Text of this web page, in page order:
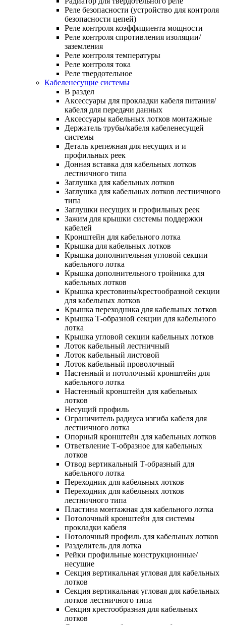
Реле безопасности (устройство для контроля
безопасности цепей)
Реле контроля коэффициента мощности
Реле контроля спротивления изоляции/
заземления
Реле контроля температуры
Реле контроля тока
Реле твердотельное
Кабеленесущие системы
В раздел
Аксессуары для прокладки кабеля питания/
кабеля для передачи данных
Аксессуары кабельных лотков монтажные
Держатель трубы/кабеля кабеленесущей
системы
Деталь крепежная для несущих и и
профильных реек
Донная вставка для кабельных лотков
лестничного типа
Заглушка для кабельных лотков
Заглушка для кабельных лотков лестничного
типа
Заглушки несущих и профильных реек
Зажим для крышки системы поддержки
кабелей
Кронштейн для кабельного лотка
Крышка для кабельных лотков
Крышка дополнительная угловой секции
кабельного лотка
Крышка дополнительного тройника для
кабельных лотков
Крышка крестовины/крестообразной секции
для кабельных лотков
Крышка переходника для кабельных лотков
Крышка Т-образной секции для кабельного
лотка
Крышка угловой секции кабельных лотков
Лоток кабельный лестничный
Лоток кабельный листовой
Лоток кабельный проволочный
Настенный и потолочный кронштейн для
кабельного лотка
Настенный кронштейн для кабельных
лотков
Несущий профиль
Ограничитель радиуса изгиба кабеля для
лестничного лотка
Опорный кронштейн для кабельных лотков
Ответвление Т-образное для кабельных
лотков
Отвод вертикальный Т-образный для
кабельного лотка
Переходник для кабельных лотков
Переходник для кабельных лотков
лестничного типа
Пластина монтажная для кабельного лотка
Потолочный кронштейн для системы
прокладки кабеля
Потолочный профиль для кабельных лотков
Разделитель для лотка
Рейки профильные конструкционные/
несущие
Секция вертикальная угловая для кабельных
лотков
Секция вертикальная угловая для кабельных
лотков лестничного типа
Секция крестообразная для кабельных
лотков